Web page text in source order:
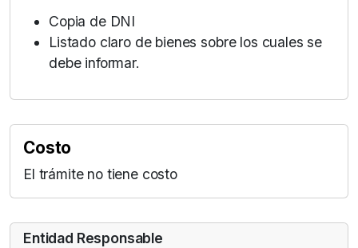
Copia de DNI
Listado claro de bienes sobre los cuales se
debe informar.
Costo
El trámite no tiene costo
Entidad Responsable